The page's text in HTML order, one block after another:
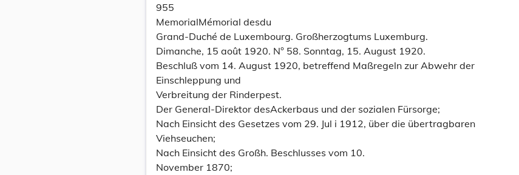
955
MemorialMémorial desdu
Grand-Duché de Luxembourg. Großherzogtums Luxemburg.
Dimanche, 15 août 1920. N° 58. Sonntag, 15. August 1920.
Beschluß vom 14. August 1920, betreffend Maßregeln zur Abwehr der
Einschleppung und
Verbreitung der Rinderpest.
Der General-Direktor desAckerbaus und der sozialen Fürsorge;
Nach Einsicht des Gesetzes vom 29. Jul i 1912, über die übertragbaren
Viehseuchen;
Nach Einsicht des Großh. Beschlusses vom 10.
November 1870;